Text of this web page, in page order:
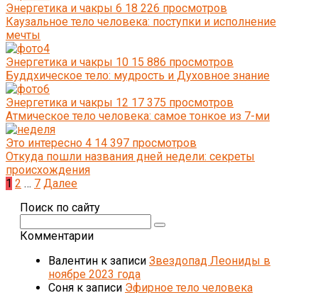
Энергетика и чакры 6 18 226 просмотров
Каузальное тело человека: поступки и исполнение
мечты
Энергетика и чакры 10 15 886 просмотров
Буддхическое тело: мудрость и Духовное знание
Энергетика и чакры 12 17 375 просмотров
Атмическое тело человека: самое тонкое из 7-ми
Это интересно 4 14 397 просмотров
Откуда пошли названия дней недели: секреты
происхождения
Пагинация
1 2 … 7 Далее
Поиск по сайту
Комментарии
Валентин к записи Звездопад Леониды в
ноябре 2023 года
Соня к записи Эфирное тело человека